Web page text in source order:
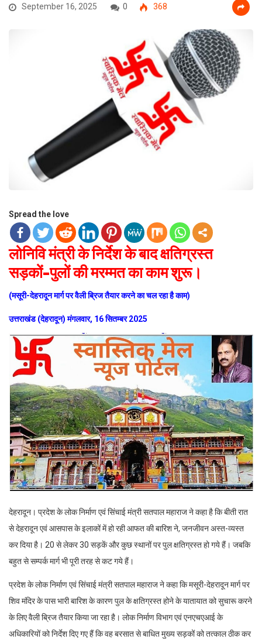
September 16, 2025 0 368
Spread the love
लोनिवि मंत्री के निर्देश के बाद क्षतिग्रस्त
सड़कों-पुलों की मरम्मत का काम शुरू।
(मसूरी-देहरादून मार्ग पर वैली ब्रिज तैयार करने का चल रहा है काम)
उत्तराखंड (देहरादून) मंगलवार, 16 सितम्बर 2025
देहरादून। प्रदेश के लोक निर्माण एवं सिंचाई मंत्री सतपाल महाराज ने कहा है कि बीती रात
से देहरादून एवं आसपास के इलाकों में हो रही आफत की बारिश ने, जनजीवन अस्त-व्यस्त
कर दिया है। 20 से लेकर 30 सड़कें और कुछ स्थानों पर पुल क्षतिग्रस्त हो गये हैं। जबकि
बहुत से सम्पर्क मार्ग भी पूरी तरह से कट गये हैं।
प्रदेश के लोक निर्माण एवं सिंचाई मंत्री सतपाल महाराज ने कहा कि मसूरी-देहरादून मार्ग पर
शिव मंदिर के पास भारी बारिश के कारण पुल के क्षतिग्रस्त होने के यातायात को सुचारू करने
के लिए वैली ब्रिज तैयार किया जा रहा है। लोक निर्माण विभाग एवं एनएचएआई के
अधिकारियों को निर्देश दिए गए हैं कि वह बरसात से बाधित मुख्य सड़कों को तत्काल ठीक कर